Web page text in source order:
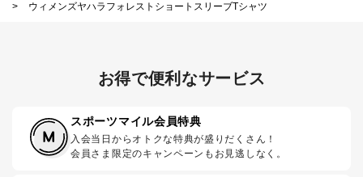
>
ウィメンズヤハラフォレストショートスリーブTシャツ
お得で便利なサービス
スポーツマイル会員特典
入会当日からオトクな特典が盛りだくさん！
会員さま限定のキャンペーンもお見逃しなく。